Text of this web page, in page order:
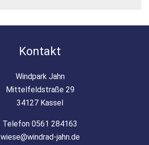
Kontakt
Windpark Jahn
Mittelfeldstraße 29
34127 Kassel
Telefon 0561 284163
wiese@windrad-jahn.de